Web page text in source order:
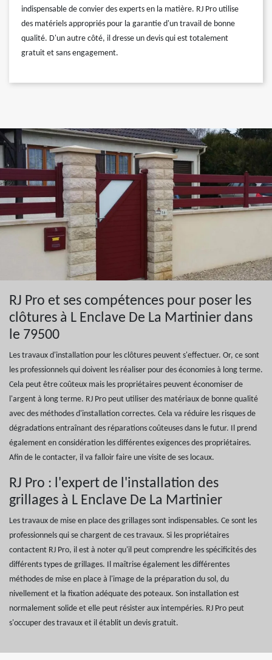
indispensable de convier des experts en la matière. RJ Pro utilise
des matériels appropriés pour la garantie d'un travail de bonne
qualité. D'un autre côté, il dresse un devis qui est totalement
gratuit et sans engagement.
RJ Pro et ses compétences pour poser les
clôtures à L Enclave De La Martinier dans
le 79500
Les travaux d'installation pour les clôtures peuvent s'effectuer. Or, ce sont
les professionnels qui doivent les réaliser pour des économies à long terme.
Cela peut être coûteux mais les propriétaires peuvent économiser de
l'argent à long terme. RJ Pro peut utiliser des matériaux de bonne qualité
avec des méthodes d'installation correctes. Cela va réduire les risques de
dégradations entraînant des réparations coûteuses dans le futur. Il prend
également en considération les différentes exigences des propriétaires.
Afin de le contacter, il va falloir faire une visite de ses locaux.
RJ Pro : l'expert de l'installation des
grillages à L Enclave De La Martinier
Les travaux de mise en place des grillages sont indispensables. Ce sont les
professionnels qui se chargent de ces travaux. Si les propriétaires
contactent RJ Pro, il est à noter qu'il peut comprendre les spécificités des
différents types de grillages. Il maîtrise également les différentes
méthodes de mise en place à l'image de la préparation du sol, du
nivellement et la fixation adéquate des poteaux. Son installation est
normalement solide et elle peut résister aux intempéries. RJ Pro peut
s'occuper des travaux et il établit un devis gratuit.